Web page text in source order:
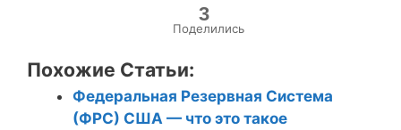
3
Поделились
Похожие Статьи:
Федеральная Резервная Система
(ФРС) США — что это такое